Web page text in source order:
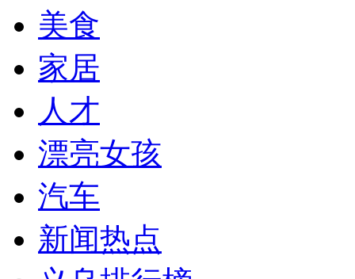
美食
家居
人才
漂亮女孩
汽车
新闻热点